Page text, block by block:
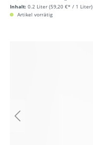
Inhalt: 0.2 Liter (59,20 €* / 1 Liter)
Artikel vorrätig